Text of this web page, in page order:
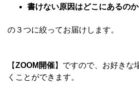
書けない原因はどこにあるのか
の３つに絞ってお届けします。
【ZOOM開催】ですので、お好きな
くことができます。